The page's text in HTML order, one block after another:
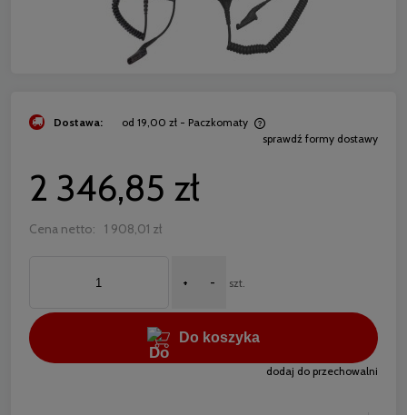
Dostawa: od 19,00 zł - Paczkomaty
Cena nie zawiera ewentualnych kosztów płatnościsprawdź formy dostawy
2 346,85 zł
Cena netto: 1 908,01 zł
+ - szt.
Do koszyka
dodaj do przechowalni